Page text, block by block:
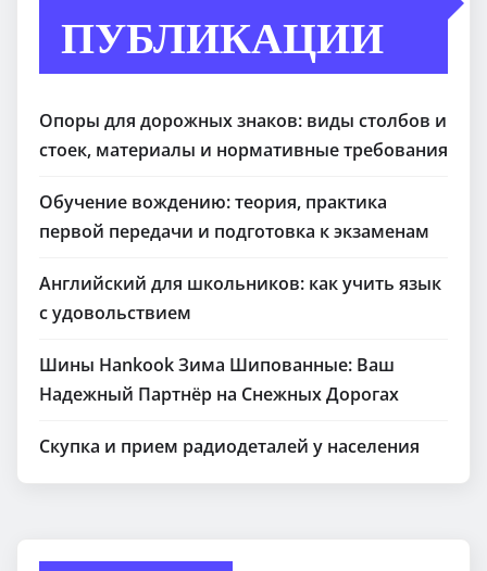
ПУБЛИКАЦИИ
Опоры для дорожных знаков: виды столбов и
стоек, материалы и нормативные требования
Обучение вождению: теория, практика
первой передачи и подготовка к экзаменам
Английский для школьников: как учить язык
с удовольствием
Шины Hankook Зима Шипованные: Ваш
Надежный Партнёр на Снежных Дорогах
Скупка и прием радиодеталей у населения